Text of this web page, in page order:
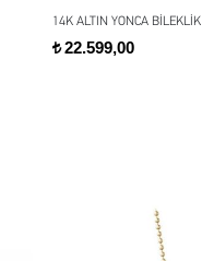
14K ALTIN YONCA BİLEKLİK
t22.599,00